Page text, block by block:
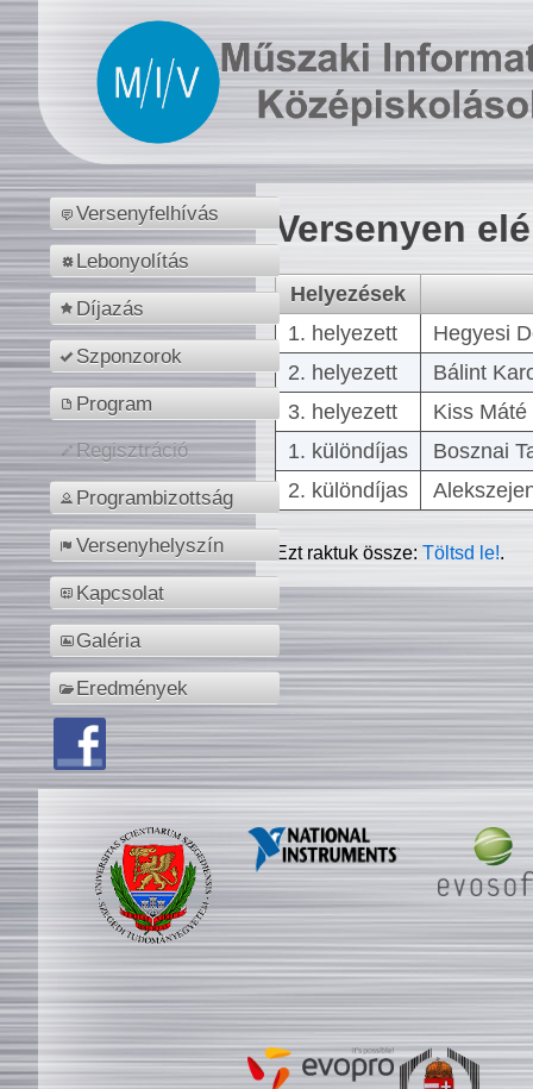
Versenyfelhívás
Lebonyolítás
Díjazás
Szponzorok
Program
Regisztráció
Programbizottság
Versenyhelyszín
Kapcsolat
Galéria
Eredmények
Versenyen
Helyezések
1. helyezett
Hegyesi
2. helyezett
Bálint
3. helyezett
Kiss
1. különdíjas
Bosznai
2. különdíjas
Ezt raktuk össze:Töltsd le!.